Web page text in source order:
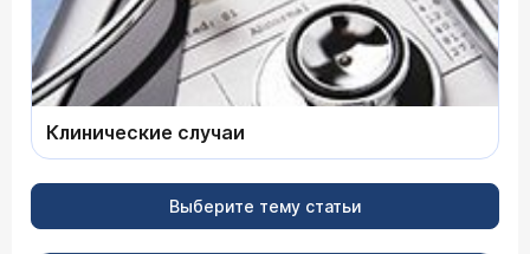
Клинические случаи
Выберите тему статьи